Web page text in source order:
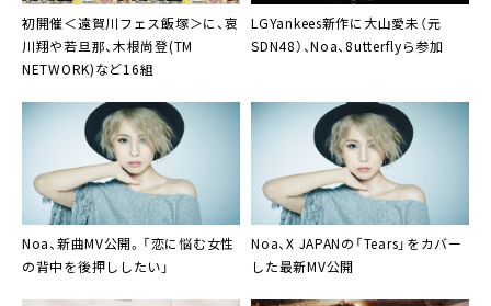
初開催＜遠賀川フェス飯塚＞に、哀
川翔や若旦那、木根尚登(TM
NETWORK)など16組
LGYankees新作に 大山愛未 （元
SDN48）、Noa、 8utterflyら参加
Noa、新曲MV公開。「恋に悩む女性
の背中を後押ししたい」
Noa、X JAPANの「Tears」をカバー
した最新MV公開